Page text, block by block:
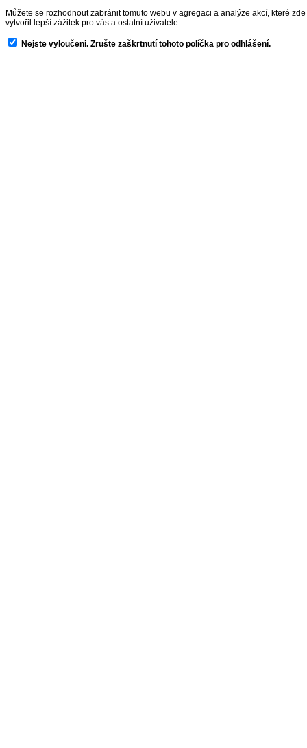
Můžete se rozhodnout zabránit tomuto webu v agregaci a analýze akcí, které
vytvořil lepší zážitek pro vás a ostatní uživatele.
Nejste vyloučeni. Zrušte zaškrtnutí tohoto políčka pro odhlášení.